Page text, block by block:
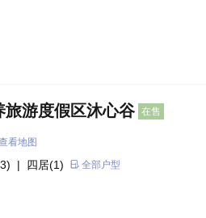
旅游度假区沐心谷 在售
看地图
| 四居(1) 全部户型